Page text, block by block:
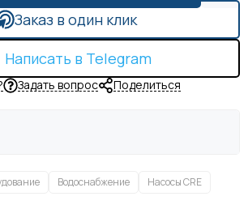
Заказ в один клик
Написать в Telegram
Задать вопрос Поделиться
Водоснабжение Насосы CRE